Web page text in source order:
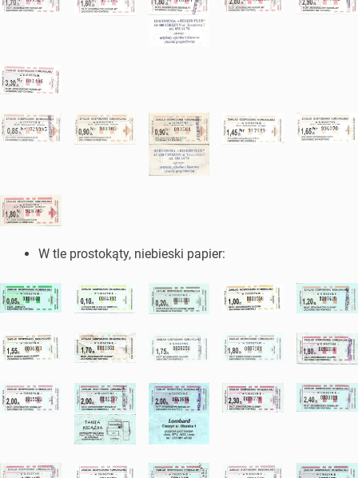
W tle prostokąty, niebieski papier: